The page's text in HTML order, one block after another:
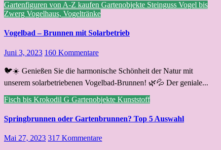
Gartenfiguren von A-Z kaufen Gartenobjekte Steinguss Vogel bis
Zwerg Vogelhaus, Vogeltränke
Vogelbad – Brunnen mit Solarbetrieb
Juni 3, 2023 160 Kommentare
🐦☀️ Genießen Sie die harmonische Schönheit der Natur mit
unserem solarbetriebenen Vogelbad-Brunnen! 🌿💦 Der geniale...
Fisch bis Krokodil G Gartenobjekte Kunststoff
Springbrunnen oder Gartenbrunnen? Top 5 Auswahl
Mai 27, 2023 317 Kommentare